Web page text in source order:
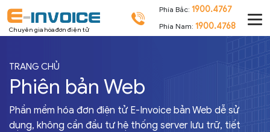
Chuyên gia hóa đơn điện tử
Phía Bắc: 1900.4767
Phía Nam: 1900.4768
TRANG CHỦ
Phiên bản Web
Phần mềm hóa đơn điện tử E-Invoice bản Web dễ sử
dụng, không cần đầu tư hệ thống server lưu trữ, tiết